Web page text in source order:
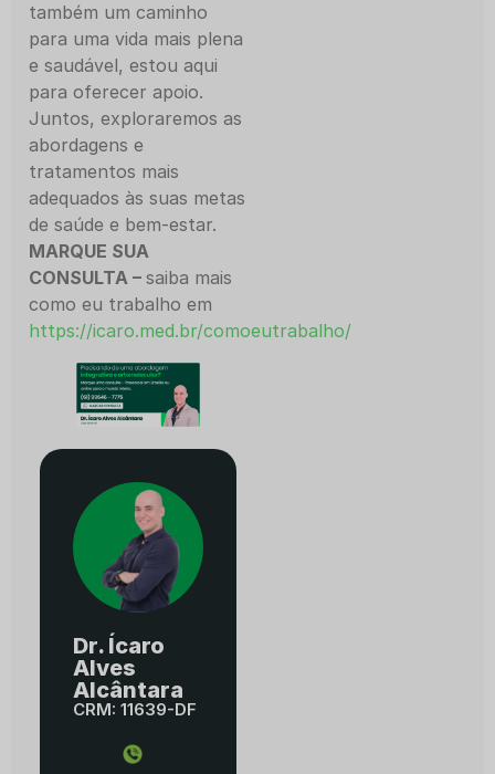
também um caminho
para uma vida mais plena
e saudável, estou aqui
para oferecer apoio.
Juntos, exploraremos as
abordagens e
tratamentos mais
adequados às suas metas
de saúde e bem-estar.
MARQUE SUA
CONSULTA – saiba mais
como eu trabalho em
https://icaro.med.br/comoeutrabalho/
Dr. Ícaro
Alves
Alcântara
CRM: 11639-DF